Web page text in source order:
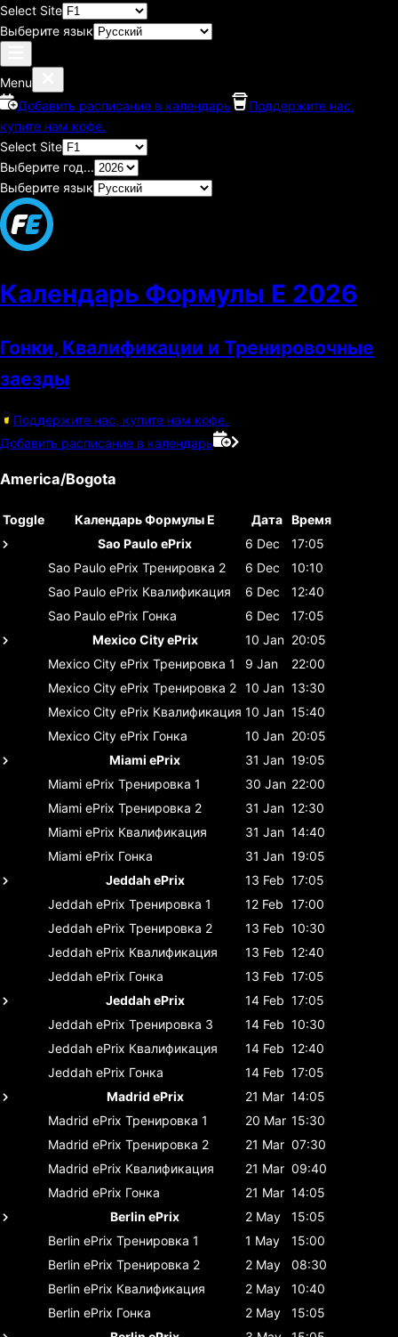
Select Site
Выберите язык
Menu
Добавить расписание в календарь
Поддержите нас,
купите нам кофе.
Select Site
Выберите год...
Выберите язык
Календарь Формулы E 2026
Гонки, Квалификации и Тренировочные
заезды
Поддержите нас, купите нам кофе.
Добавить расписание в календарь
America/Bogota
Toggle Календарь Формулы E Дата
Время
Sao Paulo ePrix
6 Dec
17:05
Sao Paulo ePrix Тренировка 2 6 Dec
10:10
Sao Paulo ePrix Квалификация 6 Dec
12:40
Sao Paulo ePrix Гонка 6 Dec
17:05
Mexico City ePrix
10 Jan 20:05
Mexico City ePrix Тренировка 1 9 Jan
22:00
Mexico City ePrix Тренировка 2 10 Jan 13:30
Mexico City ePrix Квалификация 10 Jan 15:40
Mexico City ePrix Гонка 10 Jan 20:05
Miami ePrix
31 Jan 19:05
Miami ePrix Тренировка 1 30 Jan 22:00
Miami ePrix Тренировка 2 31 Jan 12:30
Miami ePrix Квалификация 31 Jan 14:40
Miami ePrix Гонка 31 Jan 19:05
Jeddah ePrix
13 Feb 17:05
Jeddah ePrix Тренировка 1 12 Feb 17:00
Jeddah ePrix Тренировка 2 13 Feb 10:30
Jeddah ePrix Квалификация 13 Feb 12:40
Jeddah ePrix Гонка 13 Feb 17:05
Jeddah ePrix
14 Feb 17:05
Jeddah ePrix Тренировка 3 14 Feb 10:30
Jeddah ePrix Квалификация 14 Feb 12:40
Jeddah ePrix Гонка 14 Feb 17:05
Madrid ePrix
21 Mar 14:05
Madrid ePrix Тренировка 1 20 Mar 15:30
Madrid ePrix Тренировка 2 21 Mar 07:30
Madrid ePrix Квалификация 21 Mar 09:40
Madrid ePrix Гонка 21 Mar 14:05
Berlin ePrix
2 May
15:05
Berlin ePrix Тренировка 1 1 May
15:00
Berlin ePrix Тренировка 2 2 May
08:30
Berlin ePrix Квалификация 2 May
10:40
Berlin ePrix Гонка 2 May
15:05